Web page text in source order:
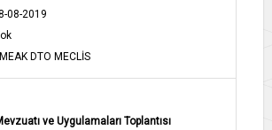
08-2019
DTO MECLİS
ve Uygulamaları Toplantısı